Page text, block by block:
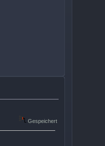
Gespeichert